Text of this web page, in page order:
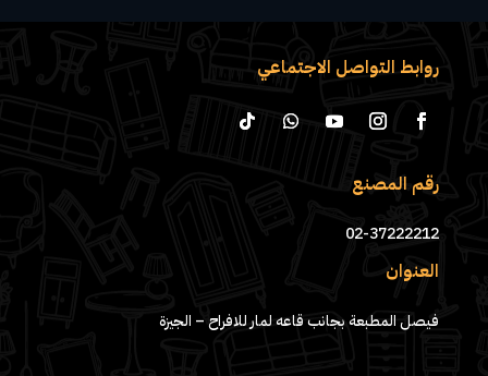
روابط التواصل الاجتماعي
رقم المصنع
02-37222212
العنوان
فيصل المطبعة بجانب قاعه لمار للافراح – الجيزة